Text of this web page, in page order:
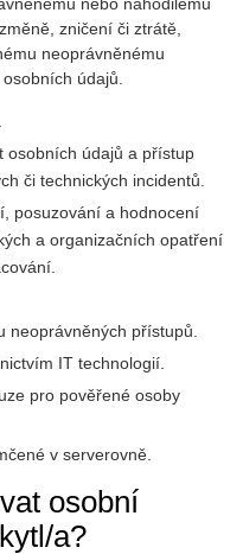
zničení či ztrátě,
neoprávněnému
údajů.
osobních údajů a přístup
či technických incidentů.
posuzování a hodnocení
a organizačních opatření
neoprávněných přístupů.
IT technologií.
pro pověřené osoby
v serverovně.
osobní
a?